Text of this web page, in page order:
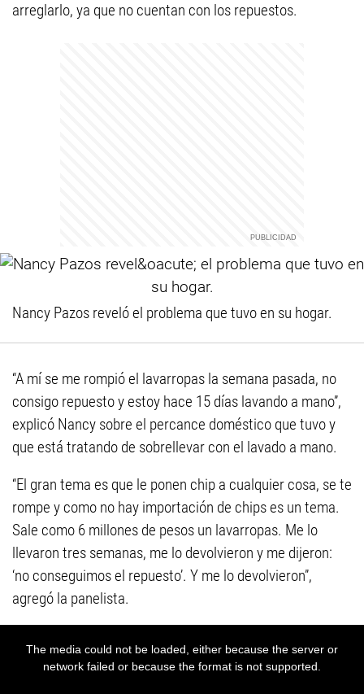
arreglarlo, ya que no cuentan con los repuestos.
Nancy Pazos reveló el problema que tuvo en su hogar.
“A mí se me rompió el lavarropas la semana pasada, no
consigo repuesto y estoy hace 15 días lavando a mano”,
explicó Nancy sobre el percance doméstico que tuvo y
que está tratando de sobrellevar con el lavado a mano.
“El gran tema es que le ponen chip a cualquier cosa, se te
rompe y como no hay importación de chips es un tema.
Sale como 6 millones de pesos un lavarropas. Me lo
llevaron tres semanas, me lo devolvieron y me dijeron:
‘no conseguimos el repuesto’. Y me lo devolvieron”,
agregó la panelista.